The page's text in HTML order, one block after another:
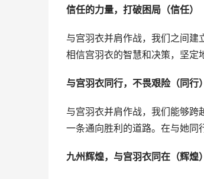
信任的力量，打破困局（信任）
与宫羽衣并肩作战，我们之间建
相信宫羽衣的智慧和决策，坚定
与宫羽衣同行，不畏艰险（同行）
与宫羽衣并肩作战，我们能够
一条通向胜利的道路。在与她同
九州辉煌，与宫羽衣同在（辉煌）